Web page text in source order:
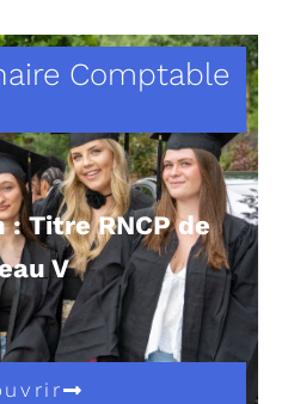
Comptable
: Titre RNCP de
V